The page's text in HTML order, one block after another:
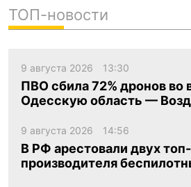
ТОП-новости
9 августа 2026 13:30
ПВО сбила 72% дронов во
Одесскую область —
9 августа 2026 14:56
В РФ арестовали двух
производителя